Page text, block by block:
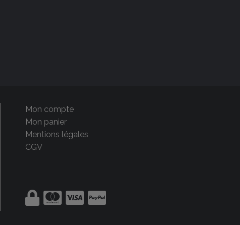
Mon compte
Mon panier
Mentions légales
CGV